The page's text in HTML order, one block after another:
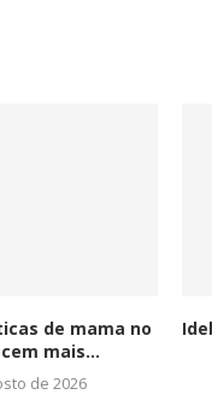
de mama no
mais...
de 2026